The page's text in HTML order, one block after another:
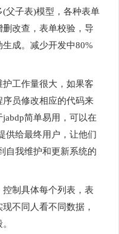
父子表)模型，各种表单
改查，表单校验，导
成。减少开发中80%
工作量很大，如果客
序员修改相应的代码来
简单易用，可以在
供给最终用户，让他们
自我维护和更新系统的
制具体每个列表，表
不同人看不同数据，